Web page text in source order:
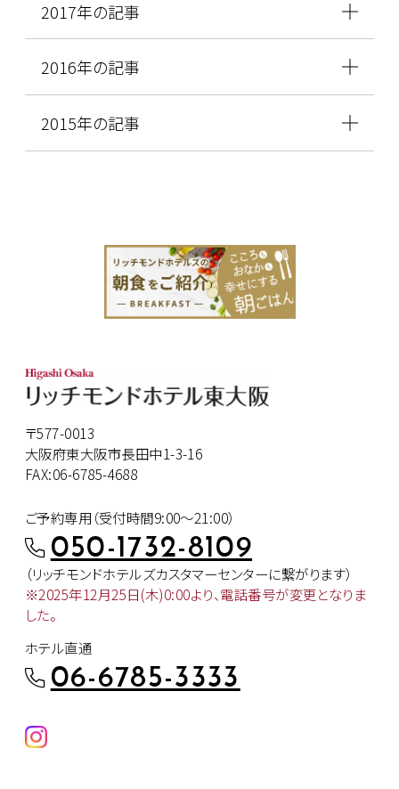
2017年の記事
2016年の記事
2015年の記事
〒577-0013
大阪府東大阪市長田中1-3-16
FAX:06-6785-4688
ご予約専用（受付時間9:00～21:00）
050-1732-8109
（リッチモンドホテルズカスタマーセンターに繋がります）
※2025年12月25日(木)0:00より、電話番号が変更となりま
した。
ホテル直通
06-6785-3333